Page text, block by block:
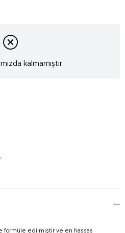
kalmamıştır.
formüle edilmiştir ve en hassas